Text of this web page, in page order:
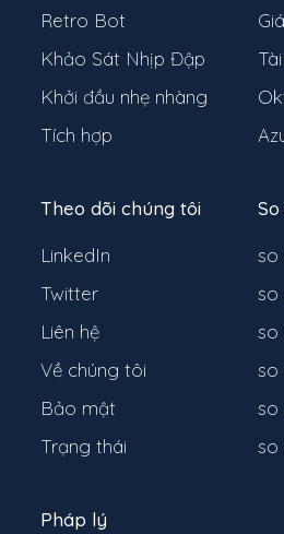
Retro Bot
Khảo Sát Nhịp Đập
Khởi đầu nhẹ nhàng
Tích hợp
Theo dõi chúng tôi
LinkedIn
Twitter
Liên hệ
Về chúng tôi
Bảo mật
Trạng thái
so
so
so
so
so
so
Pháp lý